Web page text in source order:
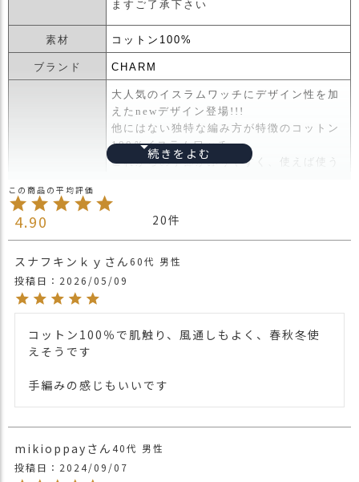
Youtube
タ
品
・
換
ますご了承下さい
素材 コットン100%
ブランド CHARM
商品詳細
大人気のイスラムワッチにデザイン性を加
えたnewデザイン登場!!!
他にはない独特な編み方が特徴のコットン
100％イスラムワッチ。
これからの季節かぶりやすく、使えば使う
せても これだけでお洒落な雰囲気にも…
シンプルにファッション、季節を問わずか
*1点1点手編みの為、若干の風合い・素
材・網目の大きさが異なる場合がございま
イズが1-2cm程度、異なります。
入お願い致します。
や雨などでぬれた時は他の衣料等に 移染す
4.90 20
スナフキンｋｙ 60代 男性
投稿日
2026/05/09
コットン100％で肌触り、風通しもよく、春秋冬使
えそうです
手編みの感じもいいです
mikioppay 40代 男性
投稿日
2024/09/07